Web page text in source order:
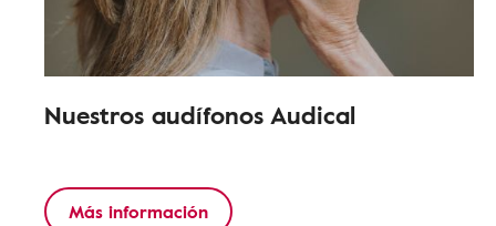
Nuestros audífonos Audical
Más información